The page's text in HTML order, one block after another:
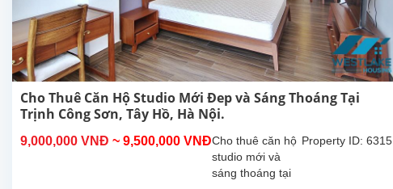
Cho Thuê Căn Hộ Studio Mới Đep và Sáng Thoáng Tại
Trịnh Công Sơn, Tây Hồ, Hà Nội.
9,000,000 VNĐ ~ 9,500,000 VNĐ Property ID: 6315
Cho thuê căn hộ
studio mới và
sáng thoáng tại